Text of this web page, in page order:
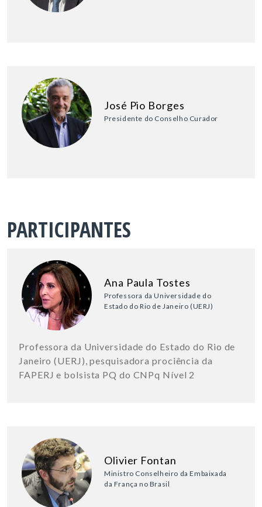
José Pio Borges
Presidente do Conselho Curador
PARTICIPANTES
Ana Paula Tostes
Professora da Universidade do
Estado do Rio de Janeiro (UERJ)
Professora da Universidade do Estado do Rio de
Janeiro (UERJ), pesquisadora prociência da
FAPERJ e bolsista PQ do CNPq Nível 2
Olivier Fontan
Ministro Conselheiro da Embaixada
da França no Brasil